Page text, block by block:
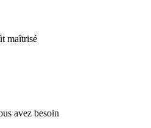
maîtrisé
avez besoin